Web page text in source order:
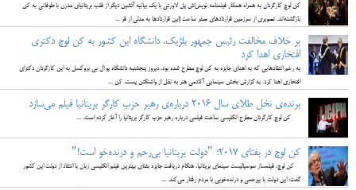
کن لوچ کارگردان به همراه همکار فیلمنامه نویس‌اش پل لاورتی با یک بیانیه آتشین دیگر از قلب بریتانیای مدرن با طوفانی به کن
بازگشته‌اند. تصویری از سرزمین قراردادهای صفر ساعت (این قراردادها به مدلی از قر ...
بر خلاف مخالفت رئیس جمهور بلژیک، دانشگاه این کشور به کن لوچ دکتری
افتخاری اهدا کرد
به رغم انتقادهایی که به اهدای جایزه به کن لوچ مطرح شده بود، دیروز پنجشنبه دانشگاه یو ال بی بروکسل به این کارگردان دکترای
افتخاری اهدا کرد. به گزارش بخش سینمایی آکادمی هنر به نقل از واشنگتن پست، کن ...
برنده‌ی نخل طلای سال 2016 درباره‌ی رهبر حزب کارگر بریتانیا فیلم می‌سازد
کن لوچ کارگردان مطرح انگلیسی ساخت فیلمی درباره رهبر حزب کارگر بریتانیا را آغاز کرده است. ...
کن لوچ در بفتای 2017؛ "دولت بریتانیا بی‌رحم و درنده‌خو است!"
کن لوچ، فیلمساز سوسیالیست سینمای بریتانیا، هنگام دریافت جایزه بفتای بهترین فیلم انگلیسی زبان با انتقاد از دولت این کشور
گفت: این دولت با بیرحمی و درنده‌خویی با مردم رفتار می‌کند. ...